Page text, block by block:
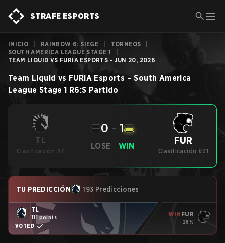
STRAFE ESPORTS
INICIO RAINBOW 6: SIEGE TORNEOS
SOUTH AMERICA LEAGUE STAGE 1
TEAM LIQUID VS FURIA ESPORTS - JUN 20, 2026
Team Liquid vs FURIA Esports –South America
League Stage 1 R6:S Partido
TL
Clasificación #7
LOSE
0 - 1
WIN FUR
Clasificación #31
TU PREDICCIÓN 193 Predicciones
TL
111 points
VOTED
WIN FUR
28%